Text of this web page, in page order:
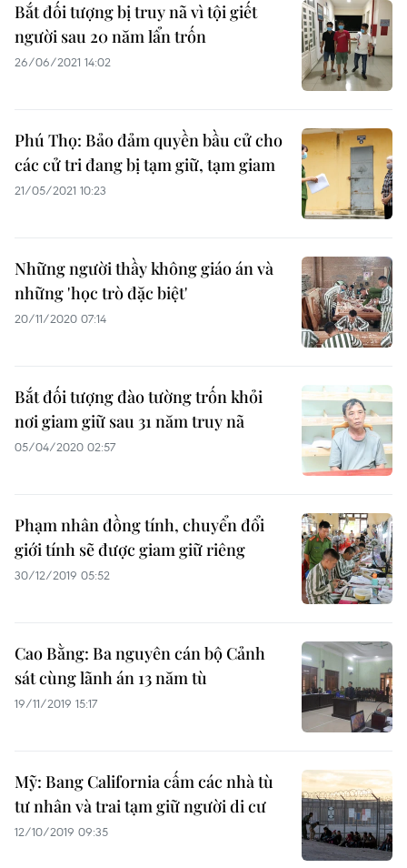
Bắt đối tượng bị truy nã vì tội giết
người sau 20 năm lẩn trốn
26/06/2021 14:02
Phú Thọ: Bảo đảm quyền bầu cử cho
các cử tri đang bị tạm giữ, tạm giam
21/05/2021 10:23
Những người thầy không giáo án và
những 'học trò đặc biệt'
20/11/2020 07:14
Bắt đối tượng đào tường trốn khỏi
nơi giam giữ sau 31 năm truy nã
05/04/2020 02:57
Phạm nhân đồng tính, chuyển đổi
giới tính sẽ được giam giữ riêng
30/12/2019 05:52
Cao Bằng: Ba nguyên cán bộ Cảnh
sát cùng lãnh án 13 năm tù
19/11/2019 15:17
Mỹ: Bang California cấm các nhà tù
tư nhân và trai tạm giữ người di cư
12/10/2019 09:35